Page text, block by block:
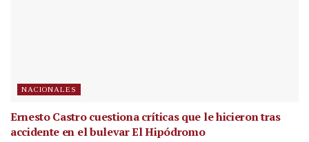
NACIONALES
Ernesto Castro cuestiona críticas que le hicieron tras
accidente en el bulevar El Hipódromo